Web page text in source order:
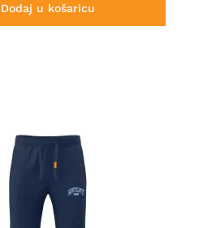
Dodaj u košaricu